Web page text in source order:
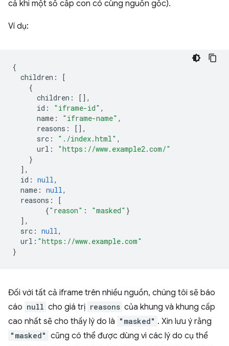
cả khi một số cấp con có cùng nguồn gốc).
Ví dụ:
{
children :
[
{
children :
[],
id : "iframe-id" ,
name : "iframe-name" ,
reasons :
[],
src : "./index.html" ,
url :
"https://www.example2.com/"
}
],
id : null,
name : null,
reasons :
[
{"reason" : "masked" }
],
src : null,
url : "https://www.example.com"
}
Đối với tất cả iframe trên nhiều nguồn, chúng tôi sẽ báo
cáo null cho giá trị reasons của khung và khung cấp
cao nhất sẽ cho thấy lý do là "masked" . Xin lưu ý rằng
"masked" cũng có thể được dùng vì các lý do cụ thể